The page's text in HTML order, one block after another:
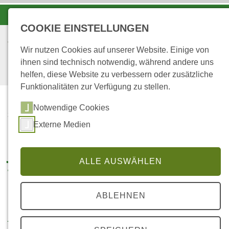
STARTSEITE ...
Jugendzeltplatz Nieder-
Wiesen
Hirtenwiese|Biosphären-Erlebnis-
COOKIE EINSTELLUNGEN
Wir nutzen Cookies auf unserer Website. Einige von
ihnen sind technisch notwendig, während andere uns
helfen, diese Website zu verbessern oder zusätzliche
Funktionalitäten zur Verfügung zu stellen.
Notwendige Cookies
Externe Medien
ALLE AUSWÄHLEN
ABLEHNEN